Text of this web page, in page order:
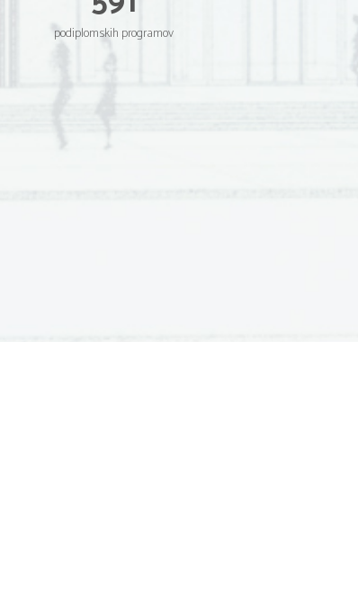
podiplomskih programov